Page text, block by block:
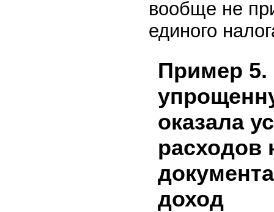
вообще не
единого
Пример
оказала
расходов
доход